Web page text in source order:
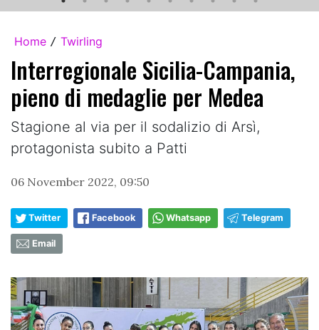
Home / Twirling
Interregionale Sicilia-Campania,
pieno di medaglie per Medea
Stagione al via per il sodalizio di Arsì,
protagonista subito a Patti
06 November 2022, 09:50
Twitter Facebook Whatsapp Telegram
Email